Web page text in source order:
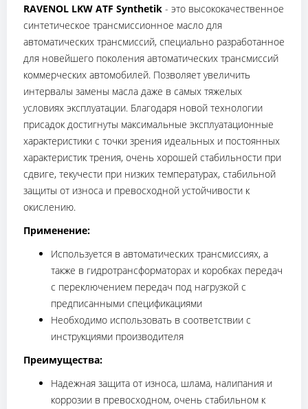
RAVENOL LKW ATF Synthetik - это высококачественное
синтетическое трансмиссионное масло для
автоматических трансмиссий, специально разработанное
для новейшего поколения автоматических трансмиссий
коммерческих автомобилей. Позволяет увеличить
интервалы замены масла даже в самых тяжелых
условиях эксплуатации. Благодаря новой технологии
присадок достигнуты максимальные эксплуатационные
характеристики с точки зрения идеальных и постоянных
характеристик трения, очень хорошей стабильности при
сдвиге, текучести при низких температурах, стабильной
защиты от износа и превосходной устойчивости к
окислению.
Применение:
Используется в автоматических трансмиссиях, а
также в гидротрансформаторах и коробках передач
с переключением передач под нагрузкой с
предписанными спецификациями
Необходимо использовать в соответствии с
инструкциями производителя
Преимущества:
Надежная защита от износа, шлама, налипания и
коррозии в превосходном, очень стабильном к